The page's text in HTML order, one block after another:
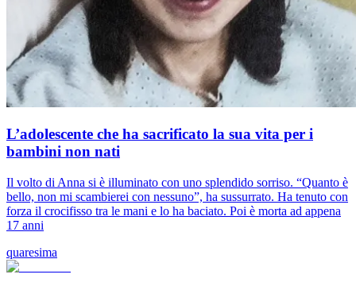
L’adolescente che ha sacrificato la sua vita per i
bambini non nati
Il volto di Anna si è illuminato con uno splendido sorriso. “Quanto è
bello, non mi scambierei con nessuno”, ha sussurrato. Ha tenuto con
forza il crocifisso tra le mani e lo ha baciato. Poi è morta ad appena
17 anni
quaresima